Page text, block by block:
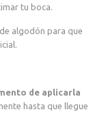
tu boca.
algodón para que
de aplicarla
hasta que llegue